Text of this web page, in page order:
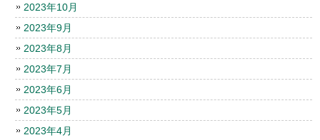
2023年10月
2023年9月
2023年8月
2023年7月
2023年6月
2023年5月
2023年4月